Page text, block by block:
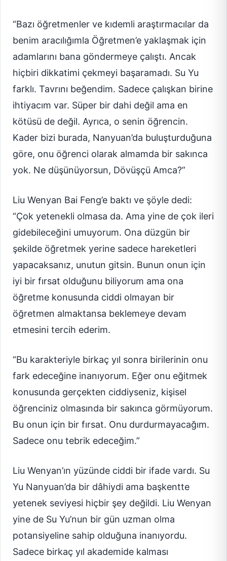
“Bazı öğretmenler ve kıdemli araştırmacılar da
benim aracılığımla Öğretmen’e yaklaşmak için
adamlarını bana göndermeye çalıştı. Ancak
hiçbiri dikkatimi çekmeyi başaramadı. Su Yu
farklı. Tavrını beğendim. Sadece çalışkan birine
ihtiyacım var. Süper bir dahi değil ama en
kötüsü de değil. Ayrıca, o senin öğrencin.
Kader bizi burada, Nanyuan’da buluşturduğuna
göre, onu öğrenci olarak almamda bir sakınca
yok. Ne düşünüyorsun, Dövüşçü Amca?”
Liu Wenyan Bai Feng’e baktı ve şöyle dedi:
“Çok yetenekli olmasa da. Ama yine de çok ileri
gidebileceğini umuyorum. Ona düzgün bir
şekilde öğretmek yerine sadece hareketleri
yapacaksanız, unutun gitsin. Bunun onun için
iyi bir fırsat olduğunu biliyorum ama ona
öğretme konusunda ciddi olmayan bir
öğretmen almaktansa beklemeye devam
etmesini tercih ederim.
“Bu karakteriyle birkaç yıl sonra birilerinin onu
fark edeceğine inanıyorum. Eğer onu eğitmek
konusunda gerçekten ciddiyseniz, kişisel
öğrenciniz olmasında bir sakınca görmüyorum.
Bu onun için bir fırsat. Onu durdurmayacağım.
Sadece onu tebrik edeceğim.”
Liu Wenyan’ın yüzünde ciddi bir ifade vardı. Su
Yu Nanyuan’da bir dâhiydi ama başkentte
yetenek seviyesi hiçbir şey değildi. Liu Wenyan
yine de Su Yu’nun bir gün uzman olma
potansiyeline sahip olduğuna inanıyordu.
Sadece birkaç yıl akademide kalması